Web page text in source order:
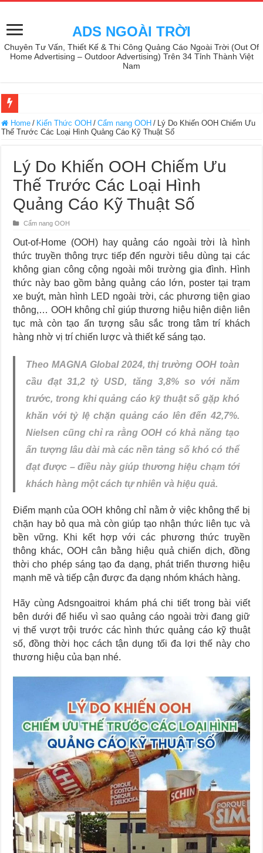
ADS NGOÀI TRỜI
Chuyên Tư Vấn, Thiết Kế & Thi Công Quảng Cáo Ngoài Trời (Out Of
Home Advertising – Outdoor Advertising) Trên 34 Tỉnh Thành Việt
Nam
Home / Kiến Thức OOH / Cẩm nang OOH / Lý Do Khiến OOH Chiếm Ưu
Thế Trước Các Loại Hình Quảng Cáo Kỹ Thuật Số
Lý Do Khiến OOH Chiếm Ưu
Thế Trước Các Loại Hình
Quảng Cáo Kỹ Thuật Số
Cẩm nang OOH
Out-of-Home (OOH) hay quảng cáo ngoài trời là hình
thức truyền thông trực tiếp đến người tiêu dùng tại các
không gian công cộng ngoài môi trường gia đình. Hình
thức này bao gồm bảng quảng cáo lớn, poster tại trạm
xe buýt, màn hình LED ngoài trời, các phương tiện giao
thông,… OOH không chỉ giúp thương hiệu hiện diện liên
tục mà còn tạo ấn tượng sâu sắc trong tâm trí khách
hàng nhờ vị trí chiến lược và thiết kế sáng tạo.
Theo MAGNA Global 2024, thị trường OOH toàn
cầu đạt 31,2 tỷ USD, tăng 3,8% so với năm
trước, trong khi quảng cáo kỹ thuật số gặp khó
khăn với tỷ lệ chặn quảng cáo lên đến 42,7%.
Nielsen cũng chỉ ra rằng OOH có khả năng tạo
ấn tượng lâu dài mà các nền tảng số khó có thể
đạt được – điều này giúp thương hiệu chạm tới
khách hàng một cách tự nhiên và hiệu quả.
Điểm mạnh của OOH không chỉ nằm ở việc không thể bị
chặn hay bỏ qua mà còn giúp tạo nhận thức liên tục và
bền vững. Khi kết hợp với các phương thức truyền
thông khác, OOH cân bằng hiệu quả chiến dịch, đồng
thời cho phép sáng tạo đa dạng, phát triển thương hiệu
mạnh mẽ và tiếp cận được đa dạng nhóm khách hàng.
Hãy cùng Adsngoaitroi khám phá chi tiết trong bài viết
bên dưới để hiểu vì sao quảng cáo ngoài trời đang giữ
vị thế vượt trội trước các hình thức quảng cáo kỹ thuật
số, đồng thời học cách tận dụng tối đa lợi thế này cho
thương hiệu của bạn nhé.